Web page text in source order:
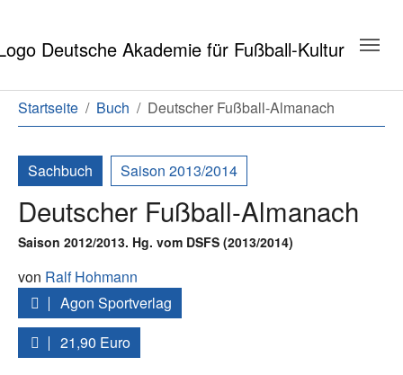
Sie sind hier:
Startseite Buch Deutscher Fußball-Almanach
Sachbuch Saison 2013/2014
Deutscher Fußball-Almanach
Saison 2012/2013. Hg. vom DSFS (2013/2014)
von Ralf Hohmann
Agon Sportverlag
21,90 Euro